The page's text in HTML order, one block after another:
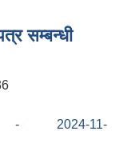
सम्बन्धी
- 2024-11-